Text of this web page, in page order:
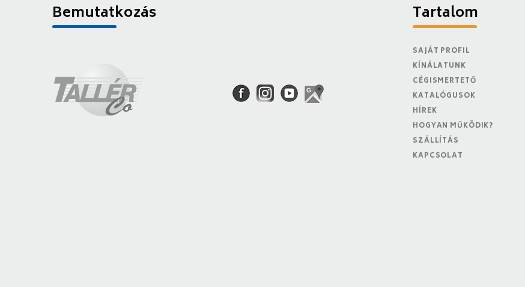
Bemutatkozás Tartalom
SAJÁT PROFIL
KÍNÁLATUNK
CÉGISMERTETŐ
KATALÓGUSOK
HÍREK
HOGYAN MŰKÖDIK?
SZÁLLÍTÁS
KAPCSOLAT